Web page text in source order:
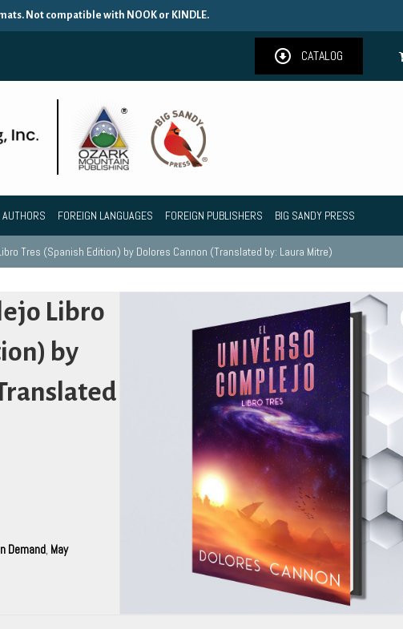
Not compatible with NOOK or KINDLE.
CATALOG
AUTHORS FOREIGN LANGUAGES FOREIGN PUBLISHERS BIG SANDY PRESS
Tres (Spanish Edition) by Dolores Cannon (Translated by: Laura Mitre)
Libro
by
Demand, May